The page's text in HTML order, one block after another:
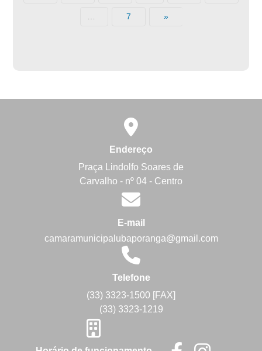
… 7 »
Endereço
Praça Lindolfo Soares de
Carvalho - nº 04 - Centro
E-mail
camaramunicipalubaporanga@gmail.com
Telefone
(33) 3323-1500 [FAX]
(33) 3323-1219